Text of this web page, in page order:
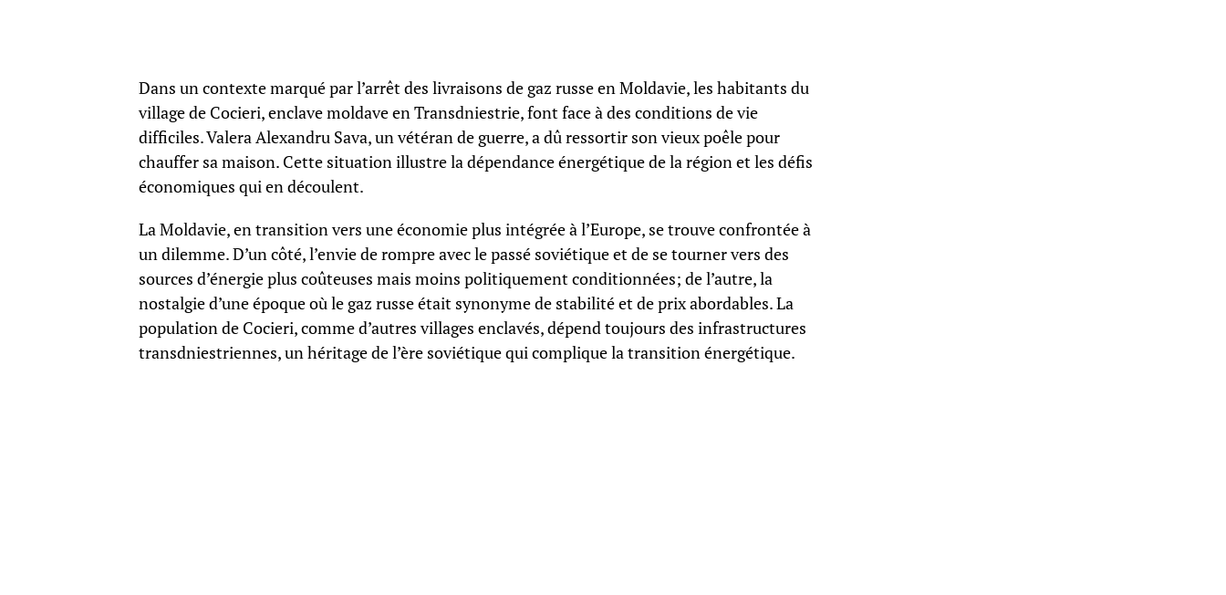
Dans un contexte marqué par l’arrêt des livraisons de gaz russe en Moldavie, les habitants du
village de Cocieri, enclave moldave en Transdniestrie, font face à des conditions de vie
difficiles. Valera Alexandru Sava, un vétéran de guerre, a dû ressortir son vieux poêle pour
chauffer sa maison. Cette situation illustre la dépendance énergétique de la région et les défis
économiques qui en découlent.
La Moldavie, en transition vers une économie plus intégrée à l’Europe, se trouve confrontée à
un dilemme. D’un côté, l’envie de rompre avec le passé soviétique et de se tourner vers des
sources d’énergie plus coûteuses mais moins politiquement conditionnées; de l’autre, la
nostalgie d’une époque où le gaz russe était synonyme de stabilité et de prix abordables. La
population de Cocieri, comme d’autres villages enclavés, dépend toujours des infrastructures
transdniestriennes, un héritage de l’ère soviétique qui complique la transition énergétique.